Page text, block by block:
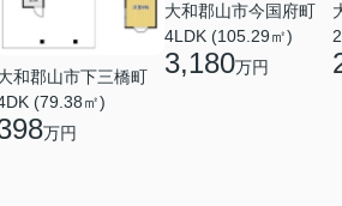
和郡山市下三橋町
(79.38㎡)
万円
大和郡山市今国府町
4LDK (105.29㎡)
3,180万円